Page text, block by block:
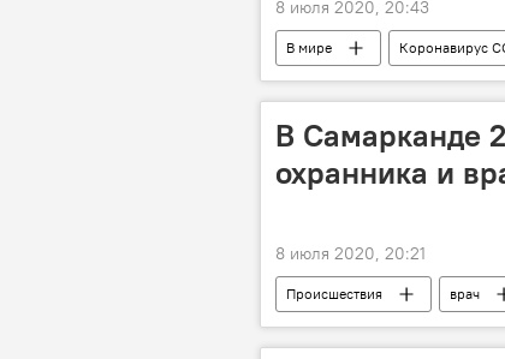
8 июля 2020, 20:43
В мире Коронавирус
В Самарканде
охранника и
8 июля 2020, 20:21
Происшествия врач